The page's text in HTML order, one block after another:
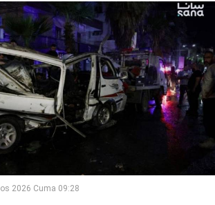
2026 Cuma 09:28